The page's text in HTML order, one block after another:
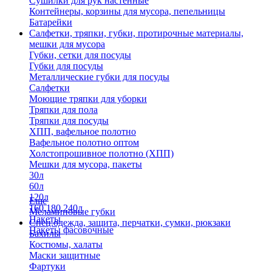
Контейнеры, корзины для мусора, пепельницы
Батарейки
Салфетки, тряпки, губки, протирочные материалы,
мешки для мусора
Губки, сетки для посуды
Губки для посуды
Металлические губки для посуды
Салфетки
Моющие тряпки для уборки
Тряпки для пола
Тряпки для посуды
ХПП, вафельное полотно
Вафельное полотно оптом
Холстопрошивное полотно (ХПП)
Мешки для мусора, пакеты
30л
60л
120л
160,180,240л
Пакеты
Пакеты фасовочные
Еще
Меламиновые губки
Спец.одежда, защита, перчатки, сумки, рюкзаки
Бахилы
Костюмы, халаты
Маски защитные
Фартуки